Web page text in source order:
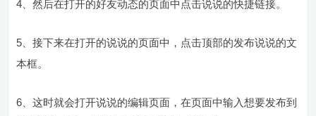
4、然后在打开的好友动态的页面中点击说说的快捷链接。
5、接下来在打开的说说的页面中，点击顶部的发布说说的文
本框。
6、这时就会打开说说的编辑页面，在页面中输入想要发布到